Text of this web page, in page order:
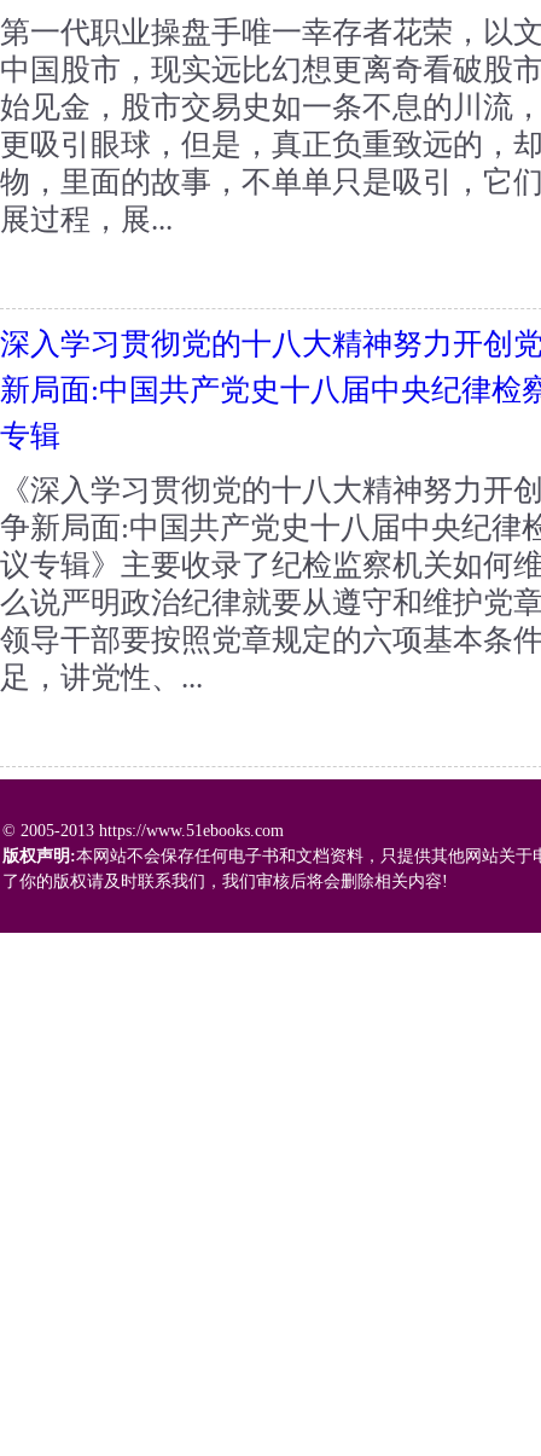
第一代职业操盘手唯一幸存者花荣，以
中国股市，现实远比幻想更离奇看破股
始见金，股市交易史如一条不息的川流
更吸引眼球，但是，真正负重致远的，
物，里面的故事，不单单只是吸引，它
展过程，展...
深入学习贯彻党的十八大精神努力开创
新局面:中国共产党史十八届中央纪律检
专辑
《深入学习贯彻党的十八大精神努力开
争新局面:中国共产党史十八届中央纪律
议专辑》主要收录了纪检监察机关如何
么说严明政治纪律就要从遵守和维护党
领导干部要按照党章规定的六项基本条
足，讲党性、...
© 2005-2013 https://www.51ebooks.com
版权声明:本网站不会保存任何电子书和文档资料，只提供其他网站关
了你的版权请及时联系我们，我们审核后将会删除相关内容!